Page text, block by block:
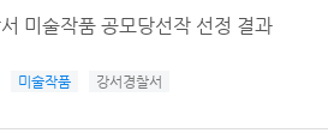
미술작품 공모당선작 선정 결과
미술작품 강서경찰서